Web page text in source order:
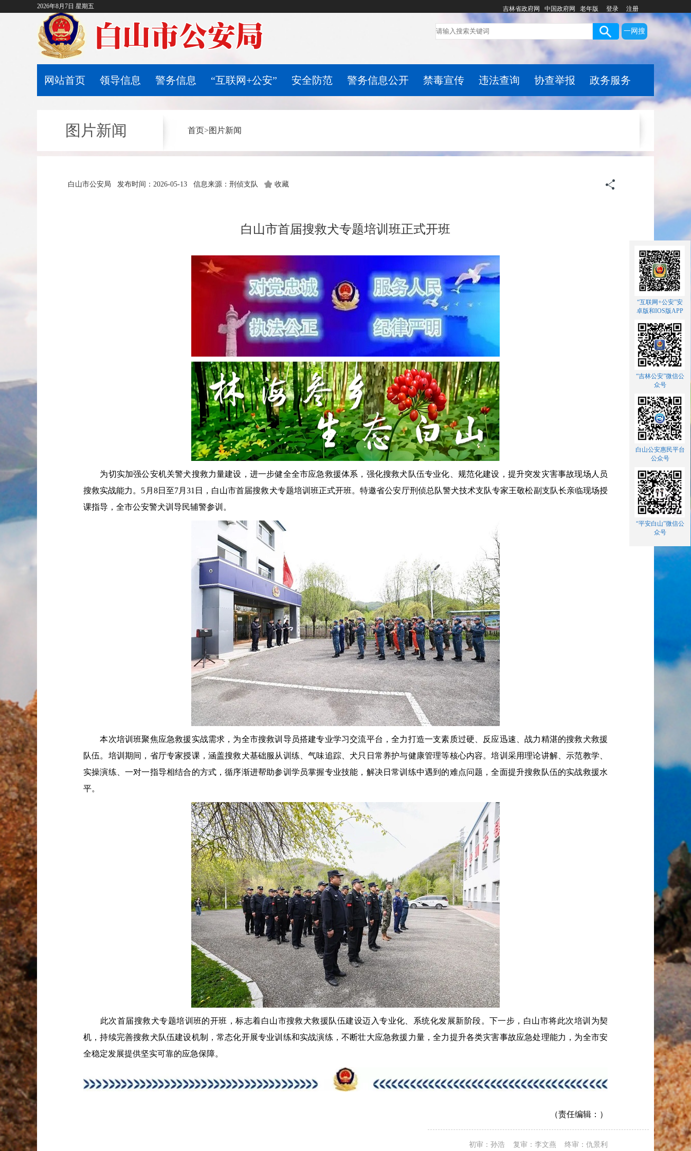
2026年8月7日 星期五 吉林省政府网 中国政府网 老年版 登录 注册
一网搜
网站首页 领导信息 警务信息 “互联网+公安” 安全防范 警务信息公开 禁毒宣传 违法查询 协查举报 政务服务
图片新闻 首页>图片新闻
白山市公安局 发布时间：2026-05-13 信息来源：刑侦支队 收藏
白山市首届搜救犬专题培训班正式开班
为切实加强公安机关警犬搜救力量建设，进一步健全全市应急救援体系，强化搜救犬队伍专业化、规范化建设，提升突发灾害事故现场人员
搜救实战能力。5月8日至7月31日，白山市首届搜救犬专题培训班正式开班。特邀省公安厅刑侦总队警犬技术支队专家王敬松副支队长亲临现场授
课指导，全市公安警犬训导民辅警参训。
本次培训班聚焦应急救援实战需求，为全市搜救训导员搭建专业学习交流平台，全力打造一支素质过硬、反应迅速、战力精湛的搜救犬救援
队伍。培训期间，省厅专家授课，涵盖搜救犬基础服从训练、气味追踪、犬只日常养护与健康管理等核心内容。培训采用理论讲解、示范教学、
实操演练、一对一指导相结合的方式，循序渐进帮助参训学员掌握专业技能，解决日常训练中遇到的难点问题，全面提升搜救队伍的实战救援水
平。
此次首届搜救犬专题培训班的开班，标志着白山市搜救犬救援队伍建设迈入专业化、系统化发展新阶段。下一步，白山市将此次培训为契
机，持续完善搜救犬队伍建设机制，常态化开展专业训练和实战演练，不断壮大应急救援力量，全力提升各类灾害事故应急处理能力，为全市安
全稳定发展提供坚实可靠的应急保障。
（责任编辑：）
初审：孙浩 复审：李文燕 终审：仇景利
“互联网+公安”安
卓版和IOS版APP
“吉林公安”微信公
众号
白山公安惠民平台
公众号
“平安白山”微信公
众号